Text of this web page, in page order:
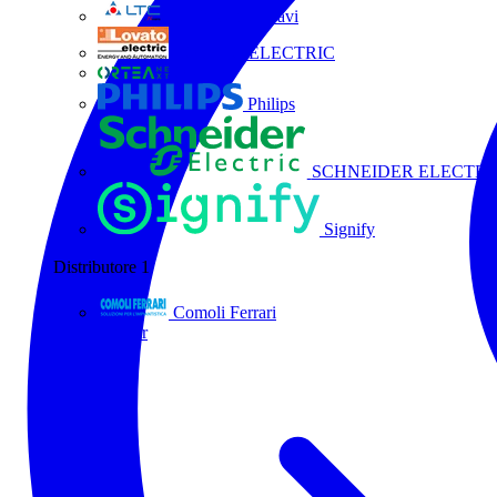
La Triveneta Cavi
LOVATO ELECTRIC
Philips
SCHNEIDER
Signify
Distributore 1
Comoli Ferrari
Tutti i partner